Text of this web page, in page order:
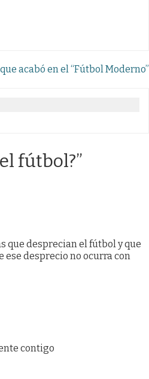
acabó en el “Fútbol Moderno”
fútbol?”
que desprecian el fútbol y que
ese desprecio no ocurra con
contigo